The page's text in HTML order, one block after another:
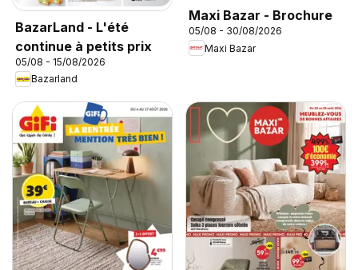
BazarLand - L'été
continue à petits prix
05/08 - 15/08/2026
Bazarland
Maxi Bazar - Brochure
05/08 - 30/08/2026
Maxi Bazar